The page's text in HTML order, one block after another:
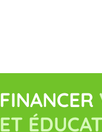
FINANCER
ET